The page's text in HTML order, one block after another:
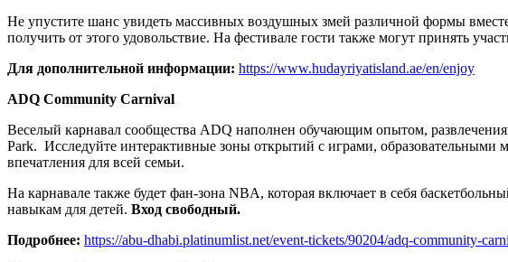
Не упустите шанс увидеть массивных воздушных змей различной формы
получить от этого удовольствие. На фестивале гости также могут принять
Для дополнительной информации: https://www.hudayriyatisland.ae/en/enjoy
ADQ Community Carnival
Веселый карнавал сообщества ADQ наполнен обучающим опытом,
Park. Исследуйте интерактивные зоны открытий с играми,
впечатления для всей семьи.
На карнавале также будет фан-зона NBA, которая включает в себя
навыкам для детей. Вход свободный.
Подробнее: https://abu-dhabi.platinumlist.net/event-tickets/90204/adq-community-